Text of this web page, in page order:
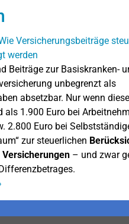
Beiträge zur Basiskranken-
unbegrenzt als
absetzbar. Nur wenn
als 1.900 Euro bei
2.800 Euro bei
zur steuerlichen
– und zwar